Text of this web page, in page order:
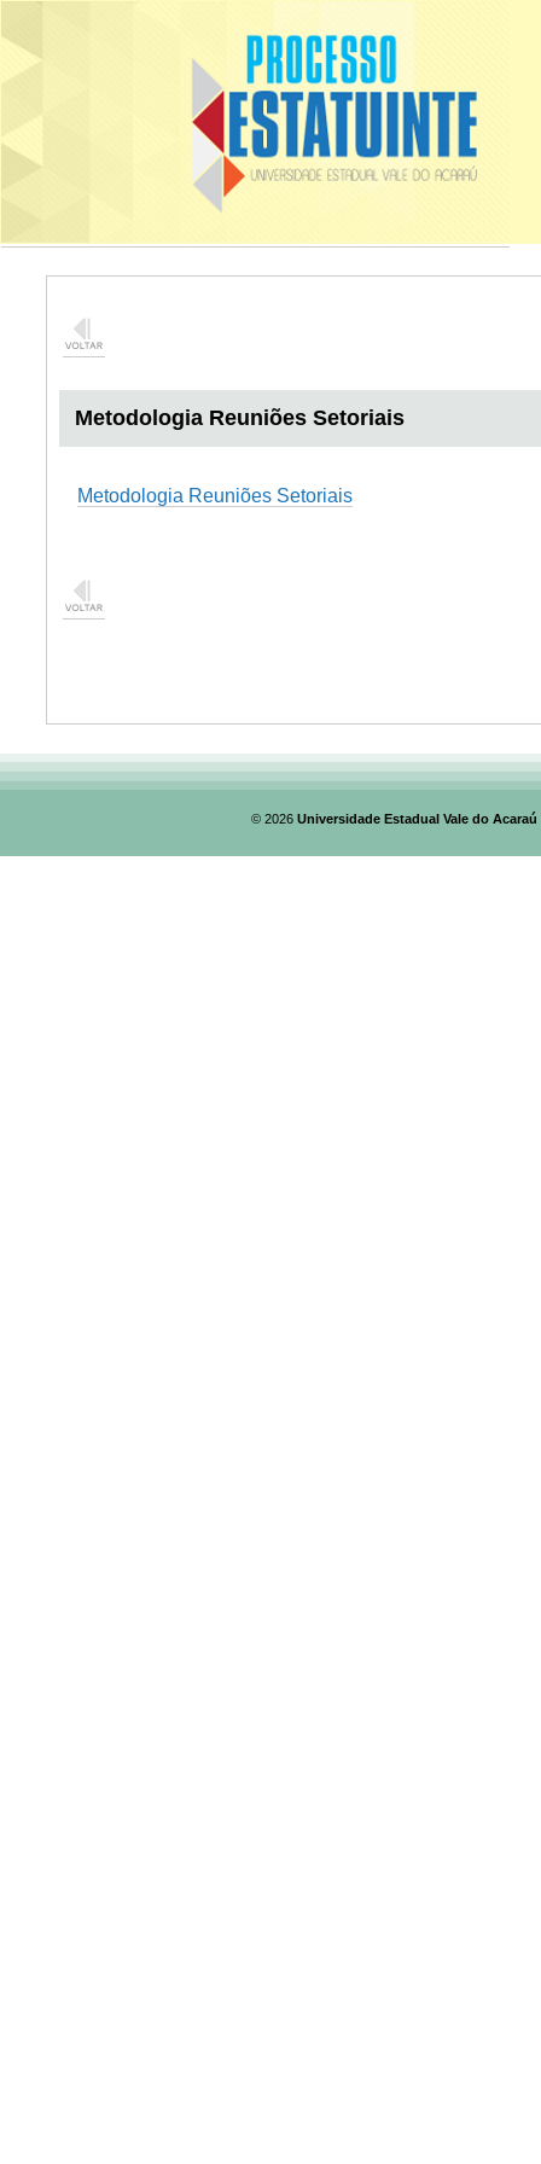
Metodologia Reuniões Setoriais
Metodologia Reuniões Setoriais
© 2026 Universidade Estadual Vale do Acaraú